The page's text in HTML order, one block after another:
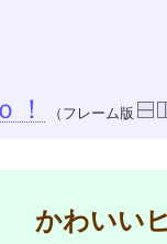
！ （フレーム版
かわいい